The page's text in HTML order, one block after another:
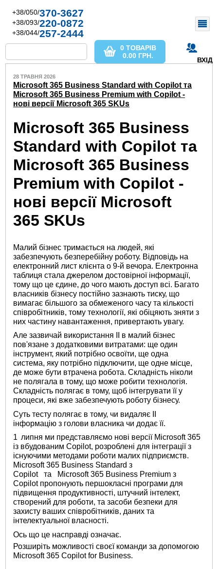
+38/050/370-3627
+38/093/220-0872
+38/044/257-2444
ВХІД
0 ТОВАРІВ
0.00 ГРН.
28 ТРАВНЯ 2026
Microsoft 365 Business Standard with Copilot та
Microsoft 365 Business Premium with Copilot -
нові версії Microsoft 365 SKUs
Microsoft 365 Business
Standard with Copilot та
Microsoft 365 Business
Premium with Copilot -
нові версії Microsoft
365 SKUs
Малий бізнес тримається на людей, які
забезпечують безперебійну роботу. Відповідь на
електронний лист клієнта о 9-й вечора. Електронна
таблиця стала джерелом достовірної інформації,
тому що це єдине, до чого мають доступ всі. Багато
власників бізнесу постійно зазнають тиску, що
вимагає більшого за обмеженого часу та кількості
співробітників, тому технології, які обіцяють зняти з
них частину навантаження, привертають увагу.
Але зазвичай використання ІІ в малий бізнес
пов'язане з додатковими витратами: ще один
інструмент, який потрібно освоїти, ще одна
система, яку потрібно підключити, ще одне місце,
де може бути втрачена робота. Складність ніколи
не полягала в тому, що може робити технологія.
Складність полягає в тому, щоб інтегрувати її у
процеси, які вже забезпечують роботу бізнесу.
Суть тесту полягає в тому, чи видаляє ІІ
інформацію з голови власника чи додає її.
1липня ми представляємо нові версії Microsoft 365
із вбудованим Copilot, розроблені для інтеграції з
існуючими методами роботи малих підприємств.
Microsoft 365 Business Standard з
Copilot
та
Microsoft 365 Business Premium з
Copilot пропонують першокласні програми для
підвищення продуктивності, штучний інтелект,
створений для роботи, та засоби безпеки для
захисту ваших співробітників, даних та
інтелектуальної власності.
Ось що це насправді означає.
Розширіть можливості своєї команди за допомогою
Microsoft 365 Copilot for Business.